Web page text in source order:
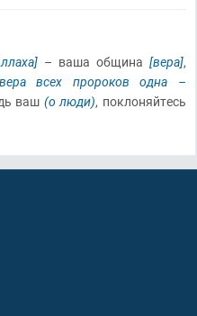
– ваша община [вера],
всех пророков одна –
ваш (о люди), поклоняйтесь